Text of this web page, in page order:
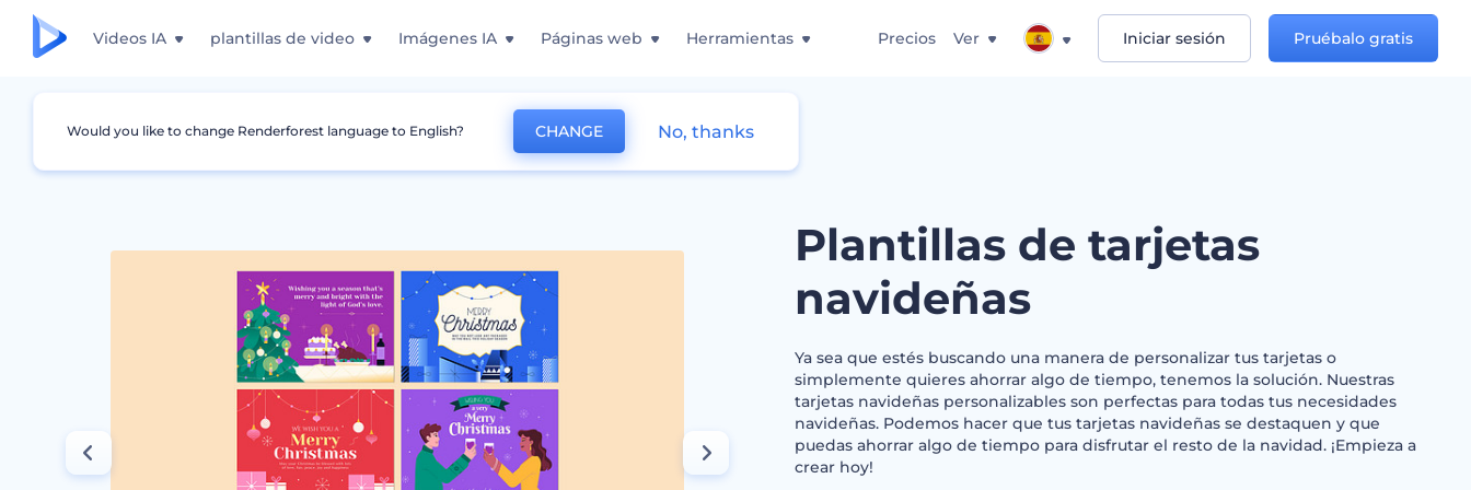
Videos IA plantillas de video Imágenes IA Páginas web Herramientas Precios Ver Iniciar sesión Pruébalo gratis
Gráficos Tarjeta Plantillas de tarjetas navideñas
Plantillas de tarjetas
navideñas
Ya sea que estés buscando una manera de personalizar tus tarjetas o
simplemente quieres ahorrar algo de tiempo, tenemos la solución. Nuestras
tarjetas navideñas personalizables son perfectas para todas tus necesidades
navideñas. Podemos hacer que tus tarjetas navideñas se destaquen y que
puedas ahorrar algo de tiempo para disfrutar el resto de la navidad. ¡Empieza a
crear hoy!
Would you like to change Renderforest language to English? CHANGE No, thanks